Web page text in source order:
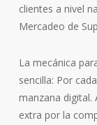
clientes a nivel
Mercadeo de
La mecánica
sencilla: Por
manzana digital.
extra por la